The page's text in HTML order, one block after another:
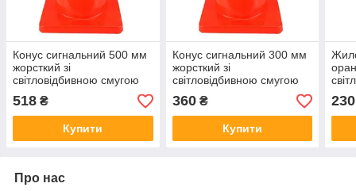
Конус сигнальний 500 мм
жорсткий зі
світловідбивною смугою
518 ₴
Купити
Конус сигнальний 300 мм
жорсткий зі
світловідбивною смугою
360₴
Купити
230
Про нас